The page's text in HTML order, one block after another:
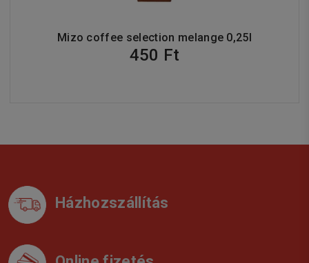
Mizo coffee selection melange 0,25l
450 Ft
Házhozszállítás